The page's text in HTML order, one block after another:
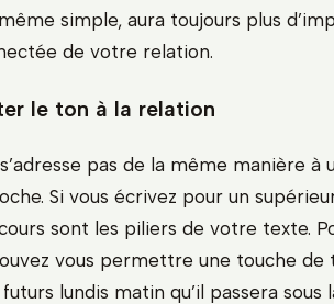
simple, aura toujours plus
de votre relation.
le ton à la relation
pas de la même manière à
Si vous écrivez pour un
sont les piliers de votre texte.
vous permettre une touche de
lundis matin qu’il passera